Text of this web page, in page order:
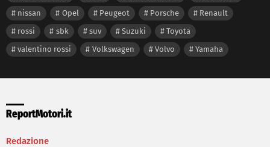
nissan
Opel Peugeot Porsche
Renault
rossi
sbk suv Suzuki
Toyota
valentino rossi
Volkswagen Volvo Yamaha
ReportMotori.it
Redazione